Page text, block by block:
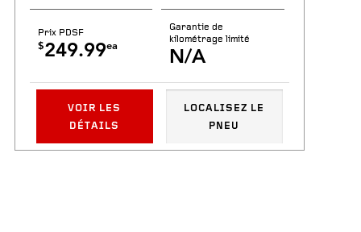
Prix PDSF
$249.99ea
Garantie de
kilométrage limité
N/A
VOIR LES
DÉTAILS
LOCALISEZ LE
PNEU